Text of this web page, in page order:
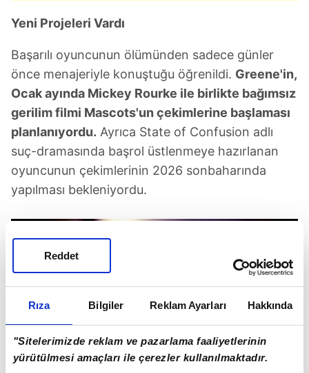
Rıza Bilgiler Reklam Ayarları Hakkında
"Sitelerimizde reklam ve pazarlama faaliyetlerinin
yürütülmesi amaçları ile çerezler kullanılmaktadır.
Reddet
Yeni Projeleri Vardı
Başarılı oyuncunun ölümünden sadece günler
önce menajeriyle konuştuğu öğrenildi. Greene'in,
Ocak ayında Mickey Rourke ile birlikte bağımsız
gerilim filmi Mascots'un çekimlerine başlaması
planlanıyordu. Ayrıca State of Confusion adlı
suç-dramasında başrol üstlenmeye hazırlanan
oyuncunun çekimlerinin 2026 sonbaharında
yapılması bekleniyordu.